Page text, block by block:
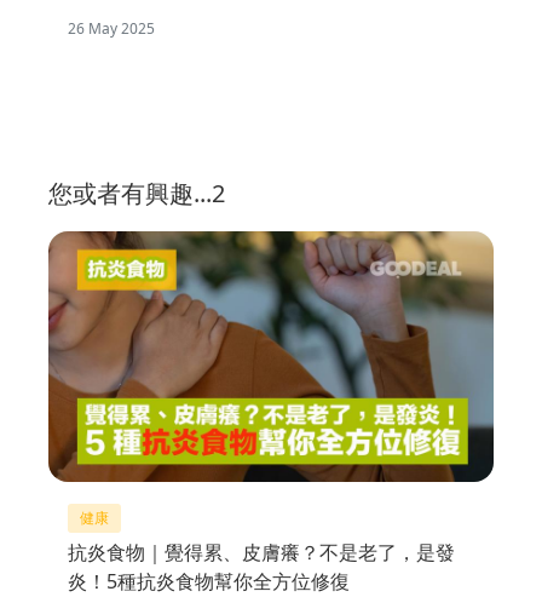
26 May 2025
您或者有興趣...2
健康
抗炎食物｜覺得累、皮膚癢？不是老了，是發
炎！5種抗炎食物幫你全方位修復